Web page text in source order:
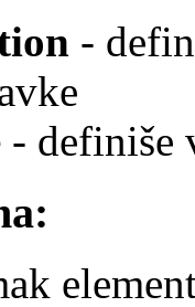
-
- definiše